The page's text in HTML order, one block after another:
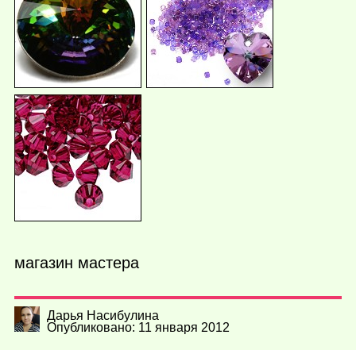
магазин мастера
Дарья Насибулина
Опубликовано: 11 января 2012